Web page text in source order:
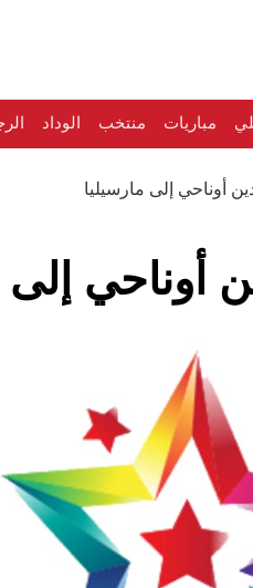
مباريات منتخب الوداد
أوناحي إلى مارسيليا
إلى